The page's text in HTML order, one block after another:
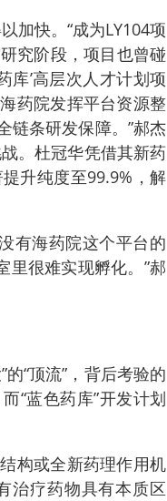
加快。“成为LY104项
究阶段，项目也曾碰
库’高层次人才计划项
药院发挥平台资源整
链条研发保障。”郝杰
。杜冠华凭借其新药
升纯度至99.9%，解
有海药院这个平台的
里很难实现孵化。”郝
“顶流”，背后考验的
“蓝色药库”开发计划
构或全新药理作用机
治疗药物具有本质区